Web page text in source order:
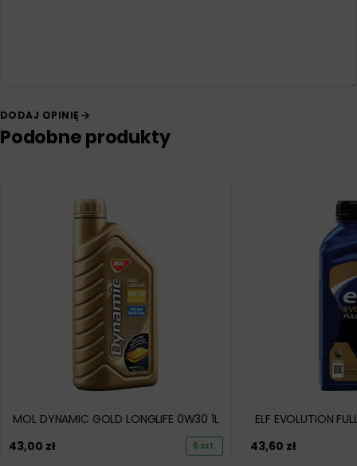
DODAJ OPINIĘ
Podobne produkty
MOL DYNAMIC GOLD LONGLIFE 0W30 1L
43,00 zł 6 szt.
ELF EVOLUTION
43,60 zł